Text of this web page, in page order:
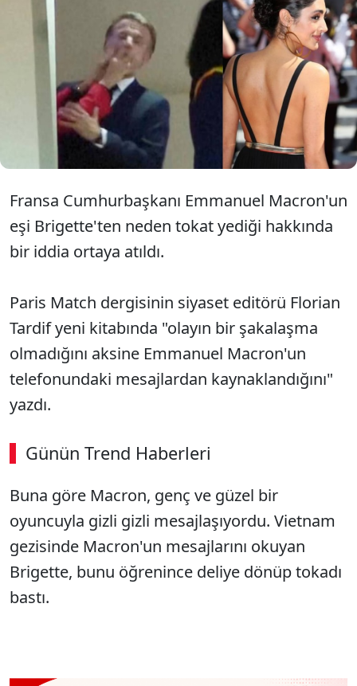
Gazeteci Florian Tardif, Macron çifti arasındaki
krizin nedenini yeni kitabında yazdı. İddiaya göre
Brigitte Macron’un eşine tokat atma sebebi
Cumhurbaşkanı'nın oyuncu Golshifteh Farahani
ile olan gizli yazışmaları. Brigitte Macron’un yakın
çevresi ise söz konusu iddiaları kesin dille
yalanladı.
Fransa Cumhurbaşkanı Emmanuel Macron'un
eşi Brigette'ten neden tokat yediği hakkında
bir iddia ortaya atıldı.
Paris Match dergisinin siyaset editörü Florian
Tardif yeni kitabında "olayın bir şakalaşma
olmadığını aksine Emmanuel Macron'un
telefonundaki mesajlardan kaynaklandığını"
yazdı.
Günün Trend Haberleri
Buna göre Macron, genç ve güzel bir
oyuncuyla gizli gizli mesajlaşıyordu. Vietnam
gezisinde Macron'un mesajlarını okuyan
Brigette, bunu öğrenince deliye dönüp tokadı
bastı.